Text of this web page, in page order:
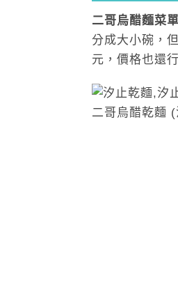
二哥烏醋麵菜單
分成大小碗，
元，價格也還